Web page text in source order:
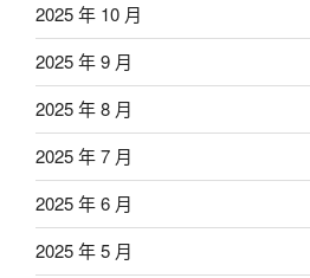
2025 年 10 月
2025 年 9 月
2025 年 8 月
2025 年 7 月
2025 年 6 月
2025 年 5 月